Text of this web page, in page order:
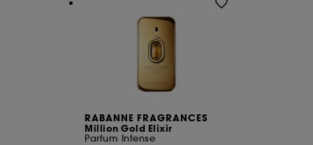
RABANNE FRAGRANCES
Million Gold Elixir
Parfum Intense